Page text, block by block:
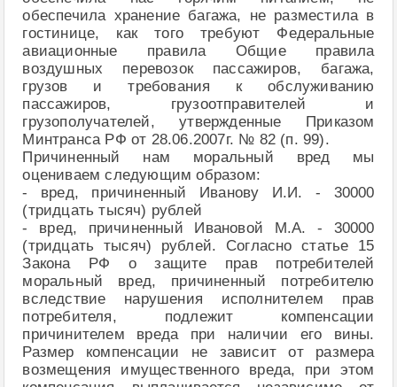
обеспечила хранение багажа, не разместила в
гостинице, как того требуют Федеральные
авиационные правила Общие правила
воздушных перевозок пассажиров, багажа,
грузов и требования к обслуживанию
пассажиров, грузоотправителей и
грузополучателей, утвержденные Приказом
Минтранса РФ от 28.06.2007г. № 82 (п. 99).
Причиненный нам моральный вред мы
оцениваем следующим образом:
- вред, причиненный Иванову И.И. - 30000
(тридцать тысяч) рублей
- вред, причиненный Ивановой М.А. - 30000
(тридцать тысяч) рублей. Согласно статье 15
Закона РФ о защите прав потребителей
моральный вред, причиненный потребителю
вследствие нарушения исполнителем прав
потребителя, подлежит компенсации
причинителем вреда при наличии его вины.
Размер компенсации не зависит от размера
возмещения имущественного вреда, при этом